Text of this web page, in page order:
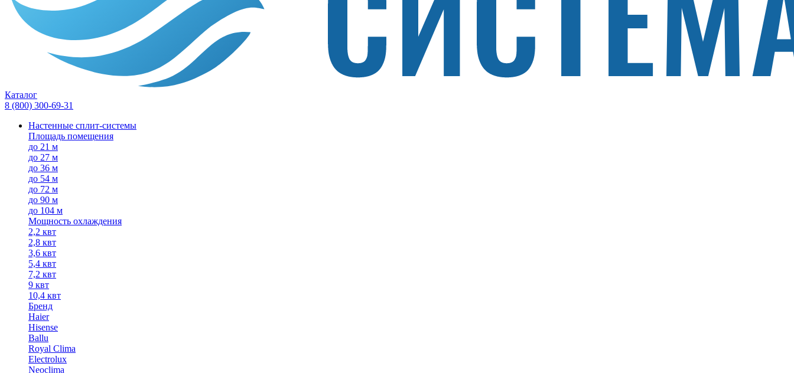
Каталог
8 (800) 300-69-31
Настенные сплит-системы
Площадь помещения
до 21 м
до 27 м
до 36 м
до 54 м
до 72 м
до 90 м
до 104 м
Мощность охлаждения
2,2 квт
2,8 квт
3,6 квт
5,4 квт
7,2 квт
9 квт
10,4 квт
Бренд
Haier
Hisense
Ballu
Royal Clima
Electrolux
Neoclima